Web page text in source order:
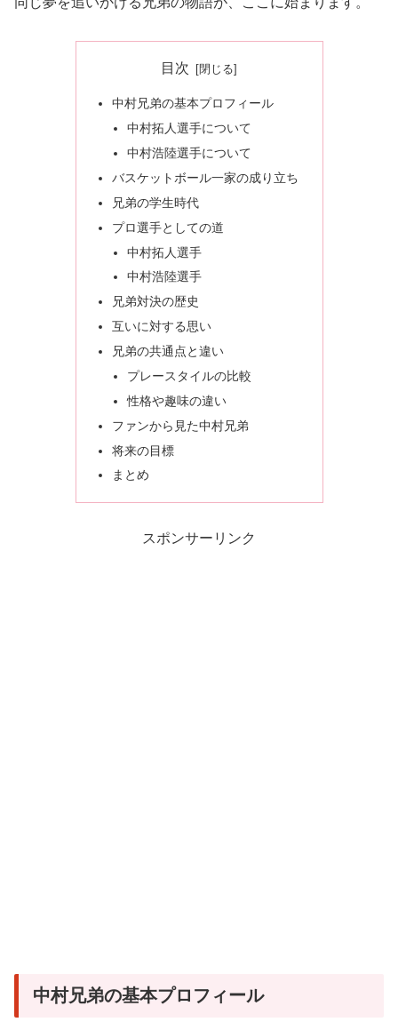
目次
中村兄弟の基本プロフィール
中村拓人選手について
中村浩陸選手について
バスケットボール一家の成り立ち
兄弟の学生時代
プロ選手としての道
中村拓人選手
中村浩陸選手
兄弟対決の歴史
互いに対する思い
兄弟の共通点と違い
プレースタイルの比較
性格や趣味の違い
ファンから見た中村兄弟
将来の目標
まとめ
スポンサーリンク
中村兄弟の基本プロフィール